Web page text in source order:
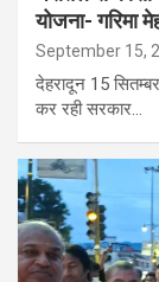
योजना- गरिमा
September 15,
देहरादून 15
कर रही सरकार…